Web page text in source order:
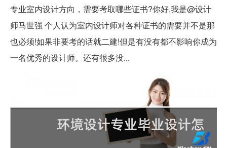
专业室内设计方向，需要考取哪些证书?你好,我是@设计
师马世强 个人认为室内设计师对各种证书的需要并不是那
也必须!如果非要考的话就二建!但是有没有都不影响你成为
一名优秀的设计师。还有很多没...